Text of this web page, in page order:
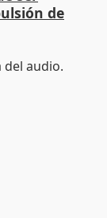
de